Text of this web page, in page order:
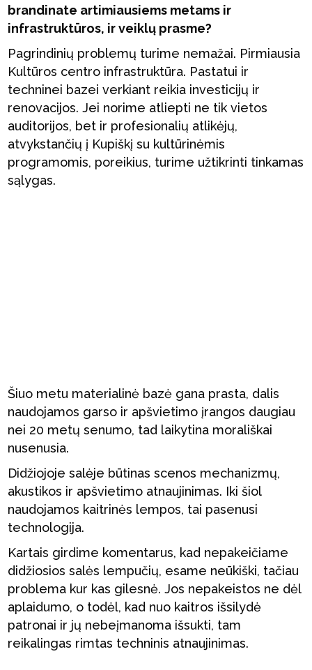
brandinate artimiausiems metams ir
infrastruktūros, ir veiklų prasme?
Pagrindinių problemų turime nemažai. Pirmiausia
Kultūros centro infrastruktūra. Pastatui ir
techninei bazei verkiant reikia investicijų ir
renovacijos. Jei norime atliepti ne tik vietos
auditorijos, bet ir profesionalių atlikėjų,
atvykstančių į Kupiškį su kultūrinėmis
programomis, poreikius, turime užtikrinti tinkamas
sąlygas.
Šiuo metu materialinė bazė gana prasta, dalis
naudojamos garso ir apšvietimo įrangos daugiau
nei 20 metų senumo, tad laikytina morališkai
nusenusia.
Didžiojoje salėje būtinas scenos mechanizmų,
akustikos ir apšvietimo atnaujinimas. Iki šiol
naudojamos kaitrinės lempos, tai pasenusi
technologija.
Kartais girdime komentarus, kad nepakeičiame
didžiosios salės lempučių, esame neūkiški, tačiau
problema kur kas gilesnė. Jos nepakeistos ne dėl
aplaidumo, o todėl, kad nuo kaitros išsilydė
patronai ir jų nebeįmanoma išsukti, tam
reikalingas rimtas techninis atnaujinimas.